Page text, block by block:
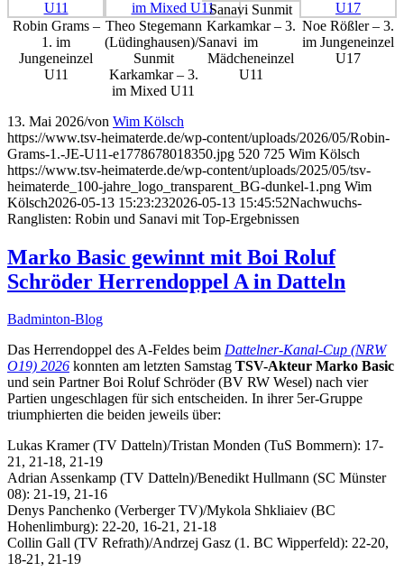
Robin Grams –
1. im
Jungeneinzel
U11
Theo Stegemann
(Lüdinghausen)/Sanavi
Sunmit
Karkamkar – 3.
im Mixed U11
Sanavi Sunmit
Karkamkar – 3.
im
Mädcheneinzel
U11
Noe Rößler – 3.
im Jungeneinzel
U17
13. Mai 2026/von Wim Kölsch
https://www.tsv-heimaterde.de/wp-content/uploads/2026/05/Robin-
Grams-1.-JE-U11-e1778678018350.jpg 520 725 Wim Kölsch
https://www.tsv-heimaterde.de/wp-content/uploads/2025/05/tsv-
heimaterde_100-jahre_logo_transparent_BG-dunkel-1.png Wim
Kölsch2026-05-13 15:23:232026-05-13 15:45:52Nachwuchs-
Ranglisten: Robin und Sanavi mit Top-Ergebnissen
Marko Basic gewinnt mit Boi Roluf
Schröder Herrendoppel A in Datteln
Badminton-Blog
Das Herrendoppel des A-Feldes beim Dattelner-Kanal-Cup (NRW
O19) 2026 konnten am letzten Samstag TSV-Akteur Marko Basic
und sein Partner Boi Roluf Schröder (BV RW Wesel) nach vier
Partien ungeschlagen für sich entscheiden. In ihrer 5er-Gruppe
triumphierten die beiden jeweils über:
Lukas Kramer (TV Datteln)/Tristan Monden (TuS Bommern): 17-
21, 21-18, 21-19
Adrian Assenkamp (TV Datteln)/Benedikt Hullmann (SC Münster
08): 21-19, 21-16
Denys Panchenko (Verberger TV)/Mykola Shkliaiev (BC
Hohenlimburg): 22-20, 16-21, 21-18
Collin Gall (TV Refrath)/Andrzej Gasz (1. BC Wipperfeld): 22-20,
18-21, 21-19